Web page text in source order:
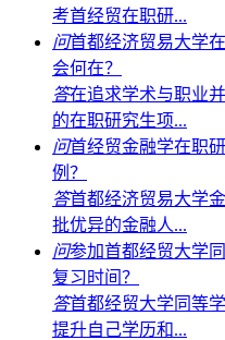
考首经贸在职研...
问首都经济贸易大学
会何在？
答在追求学术与职业
的在职研究生项...
问首经贸金融学在职
例？
答首都经济贸易大学
批优异的金融人...
问参加首都经贸大学
复习时间？
答首都经贸大学同等
提升自己学历和...